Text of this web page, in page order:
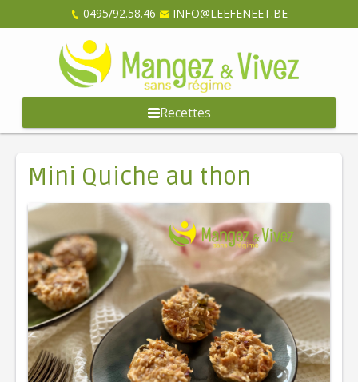
0495/92.58.46 INFO@LEEFENEET.BE
Recettes
Mini Quiche au thon